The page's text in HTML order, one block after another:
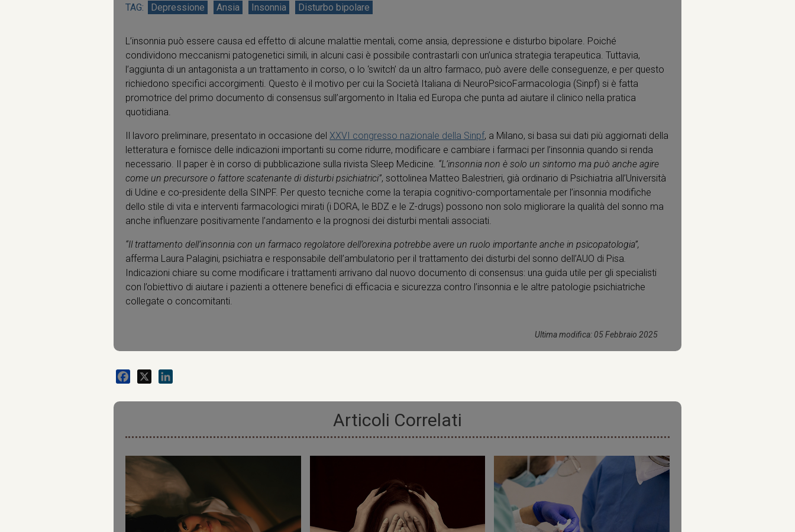
Ultima modifica: 05 Febbraio 2025
Depressione Ansia Insonnia Disturbo bipolare
L’insonnia può essere causa ed effetto di alcune malattie mentali, come ansia, depressione e disturbo bipolare. Poiché
condividono meccanismi patogenetici simili, in alcuni casi è possibile contrastarli con un’unica strategia terapeutica. Tuttavia,
l’aggiunta di un antagonista a un trattamento in corso, o lo ‘switch’ da un altro farmaco, può avere delle conseguenze, e per questo
richiedono specifici accorgimenti. Questo è il motivo per cui la Società Italiana di NeuroPsicoFarmacologia (Sinpf) si è fatta
promotrice del primo documento di consensus sull’argomento in Italia ed Europa che punta ad aiutare il clinico nella pratica
quotidiana.
Il lavoro preliminare, presentato in occasione del XXVI congresso nazionale della Sinpf, a Milano, si basa sui dati più aggiornati della
letteratura e fornisce delle indicazioni importanti su come ridurre, modificare e cambiare i farmaci per l’insonnia quando si renda
necessario. Il paper è in corso di pubblicazione sulla rivista Sleep Medicine. “L’insonnia non è solo un sintomo ma può anche agire
come un precursore o fattore scatenante di disturbi psichiatrici”, sottolinea Matteo Balestrieri, già ordinario di Psichiatria all’Università
di Udine e co-presidente della SINPF. Per questo tecniche come la terapia cognitivo-comportamentale per l’insonnia modifiche
dello stile di vita e interventi farmacologici mirati (i DORA, le BDZ e le Z-drugs) possono non solo migliorare la qualità del sonno ma
anche influenzare positivamente l’andamento e la prognosi dei disturbi mentali associati.
“Il trattamento dell’insonnia con un farmaco regolatore dell’orexina potrebbe avere un ruolo importante anche in psicopatologia”,
afferma Laura Palagini, psichiatra e responsabile dell’ambulatorio per il trattamento dei disturbi del sonno dell’AUO di Pisa.
Indicazioni chiare su come modificare i trattamenti arrivano dal nuovo documento di consensus: una guida utile per gli specialisti
con l’obiettivo di aiutare i pazienti a ottenere benefici di efficacia e sicurezza contro l’insonnia e le altre patologie psichiatriche
collegate o concomitanti.
Articoli Correlati